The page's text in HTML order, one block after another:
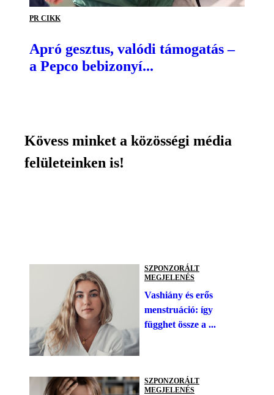
PR CIKK
Apró gesztus, valódi támogatás –
a Pepco bebizonyí...
Kövess minket a közösségi média
felületeinken is!
SZPONZORÁLT
MEGJELENÉS
Vashiány és erős
menstruáció: így
függhet össze a ...
SZPONZORÁLT
MEGJELENÉS